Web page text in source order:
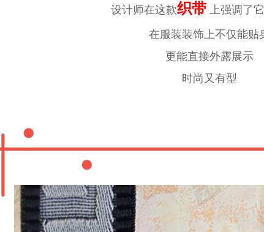
设计师在这款织带 上强调了
在服装装饰上不仅能贴
更能直接外露展示
时尚又有型